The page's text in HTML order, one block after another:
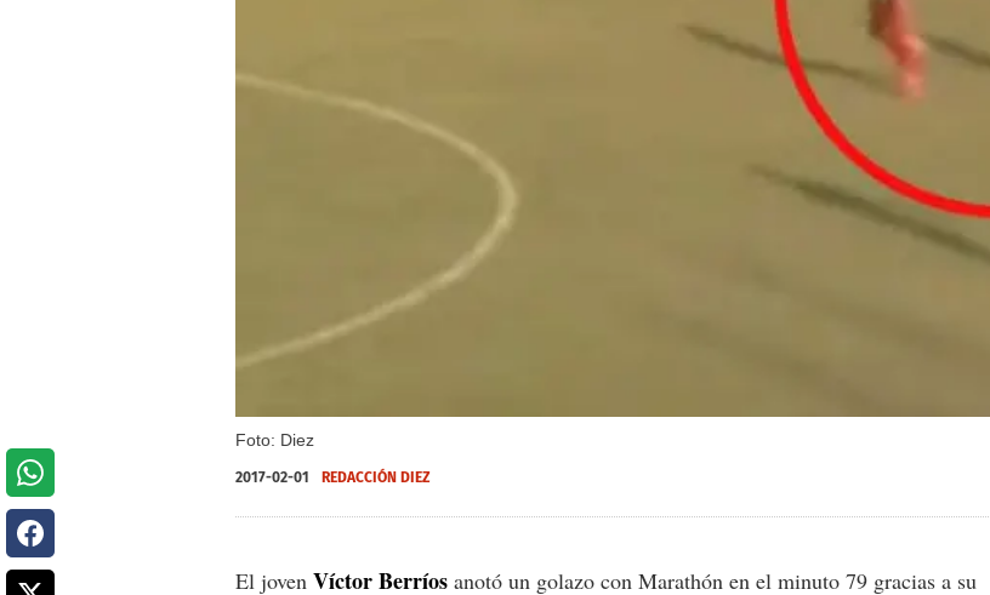
Foto: Diez
2017-02-01 REDACCIÓN DIEZ
El joven Víctor Berríos anotó un golazo con Marathón en el minuto 79 gracias a su